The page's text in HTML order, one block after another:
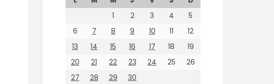
1
2 3 4
5
6
7 8 9 10 11
12
13
14 15 16 17 18
19
20
21 22 23 24 25
26
27
28 29
30